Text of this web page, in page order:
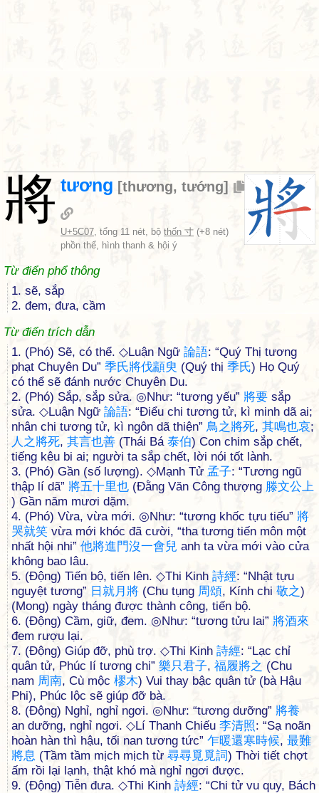
將 tương [thương, tướng]
U+5C07, tổng 11 nét, bộ thốn 寸 (+8 nét)
phồn thể, hình thanh & hội ý
Từ điển phổ thông
1. sẽ, sắp
2. đem, đưa, cầm
Từ điển trích dẫn
1. (Phó) Sẽ, có thể. ◇Luận Ngữ 論語: “Quý Thị tương
phạt Chuyên Du” 季氏將伐顓臾 (Quý thị 季氏) Họ Quý
có thể sẽ đánh nước Chuyên Du.
2. (Phó) Sắp, sắp sửa. ◎Như: “tương yếu” 將要 sắp
sửa. ◇Luận Ngữ 論語: “Điểu chi tương tử, kì minh dã ai;
nhân chi tương tử, kì ngôn dã thiện” 鳥之將死, 其鳴也哀;
人 之將死, 其言也善 (Thái Bá 泰伯) Con chim sắp chết,
tiếng kêu bi ai; người ta sắp chết, lời nói tốt lành.
3. (Phó) Gần (số lượng). ◇Mạnh Tử 孟子: “Tương ngũ
thập lí dã” 將五十里也 (Đằng Văn Công thượng 滕文公上
) Gần năm mươi dặm.
4. (Phó) Vừa, vừa mới. ◎Như: “tương khốc tựu tiếu” 將
哭就笑 vừa mới khóc đã cười, “tha tương tiến môn một
nhất hội nhi” 他將進門沒一會兒 anh ta vừa mới vào cửa
không bao lâu.
5. (Động) Tiến bộ, tiến lên. ◇Thi Kinh 詩經: “Nhật tựu
nguyệt tương” 日 就月 將 (Chu tụng 周頌, Kính chi 敬之)
(Mong) ngày tháng được thành công, tiến bộ.
6. (Động) Cầm, giữ, đem. ◎Như: “tương tửu lai” 將酒來
đem rượu lại.
7. (Động) Giúp đỡ, phù trợ. ◇Thi Kinh 詩經: “Lạc chỉ
quân tử, Phúc lí tương chi” 樂只君子, 福履將之 (Chu
nam 周南, Cù mộc 樛木) Vui thay bậc quân tử (bà Hậu
Phi), Phúc lộc sẽ giúp đỡ bà.
8. (Động) Nghỉ, nghỉ ngơi. ◎Như: “tương dưỡng” 將養
an dưỡng, nghỉ ngơi. ◇Lí Thanh Chiếu 李清照: “Sạ noãn
hoàn hàn thì hậu, tối nan tương tức” 乍暖還寒時候, 最難
將息 (Tầm tầm mịch mịch từ 尋尋覓覓詞) Thời tiết chợt
ấm rồi lại lạnh, thật khó mà nghỉ ngơi được.
9. (Động) Tiễn đưa. ◇Thi Kinh 詩經: “Chi tử vu quy, Bách